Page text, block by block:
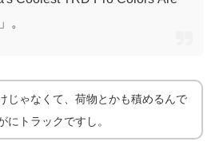
。
じゃなくて、荷物とかも積めるんで
にトラックですし。